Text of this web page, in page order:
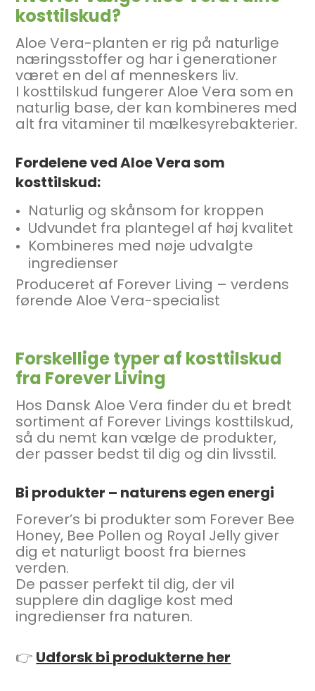
kosttilskud?
Aloe Vera-planten er rig på naturlige
næringsstoffer og har i generationer
været en del af menneskers liv.
I kosttilskud fungerer Aloe Vera som en
naturlig base, der kan kombineres med
alt fra vitaminer til mælkesyrebakterier.
Fordelene ved Aloe Vera som
kosttilskud:
Naturlig og skånsom for kroppen
Udvundet fra plantegel af høj kvalitet
Kombineres med nøje udvalgte
ingredienser
Produceret af Forever Living – verdens
førende Aloe Vera-specialist
Forskellige typer af kosttilskud
fra Forever Living
Hos Dansk Aloe Vera finder du et bredt
sortiment af Forever Livings kosttilskud,
så du nemt kan vælge de produkter,
der passer bedst til dig og din livsstil.
Bi produkter – naturens egen energi
Forever’s bi produkter som Forever Bee
Honey, Bee Pollen og Royal Jelly giver
dig et naturligt boost fra biernes
verden.
De passer perfekt til dig, der vil
supplere din daglige kost med
ingredienser fra naturen.
👉 Udforsk bi produkterne her